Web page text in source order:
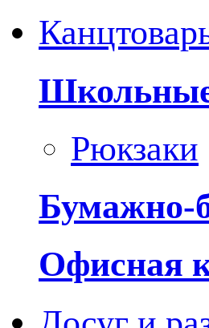
Рюкзаки
Бумажно-
Офисная